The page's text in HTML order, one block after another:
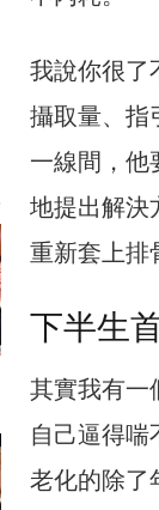
我說你很了
攝取量、
一線間，他
地提出解決
重新套上排
下半生
其實我有一
自己逼得喘
老化的除了